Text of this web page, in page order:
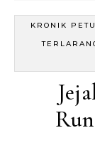
KRONIK